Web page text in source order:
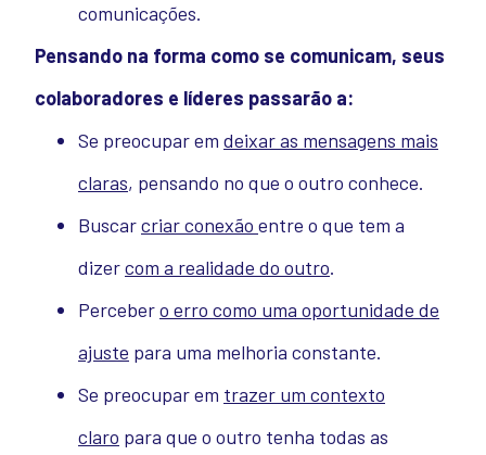
comunicações.
Pensando na forma como se comunicam, seus
colaboradores e líderes passarão a:
Se preocupar em deixar as mensagens mais
claras, pensando no que o outro conhece.
Buscarcriar conexão entre o que tem a
dizercom a realidade do outro.
Percebero erro como uma oportunidade de
ajuste para uma melhoria constante.
Se preocupar em trazer um contexto
claro para que o outro tenha todas as